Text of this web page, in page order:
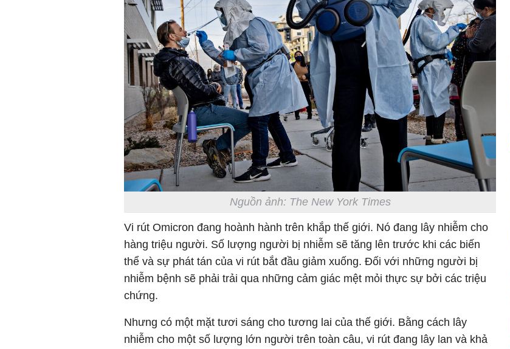
Nguồn ảnh: The New York Times
Vi rút Omicron đang hoành hành trên khắp thế giới. Nó đang lây nhiễm cho
hàng triệu người. Số lượng người bị nhiễm sẽ tăng lên trước khi các biến
thể và sự phát tán của vi rút bắt đầu giảm xuống. Đối với những người bị
nhiễm bệnh sẽ phải trải qua những cảm giác mệt mỏi thực sự bởi các triệu
chứng.
Nhưng có một mặt tươi sáng cho tương lai của thế giới. Bằng cách lây
nhiễm cho một số lượng lớn người trên toàn câu, vi rút đang lây lan và khả